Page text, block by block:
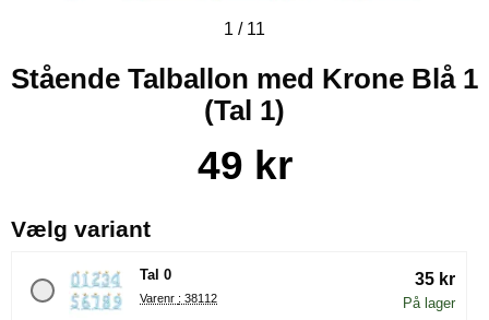
1 / 11
Stående Talballon med Krone Blå 1
(Tal 1)
Køb dette produkt Stående Talballon med Krone Blå 1
pris
49 kr
Vælg variant, (Valg af en ny radioknap vil
Tal 0
Varenr : 38112
35 kr
På lager